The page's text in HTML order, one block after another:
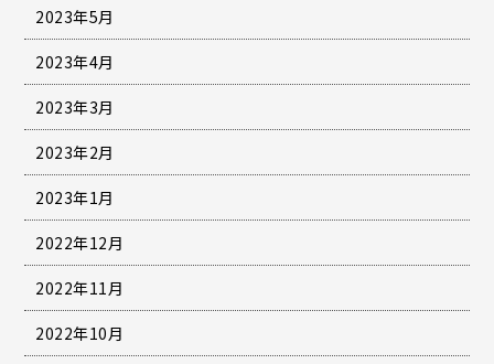
2023年5月
2023年4月
2023年3月
2023年2月
2023年1月
2022年12月
2022年11月
2022年10月